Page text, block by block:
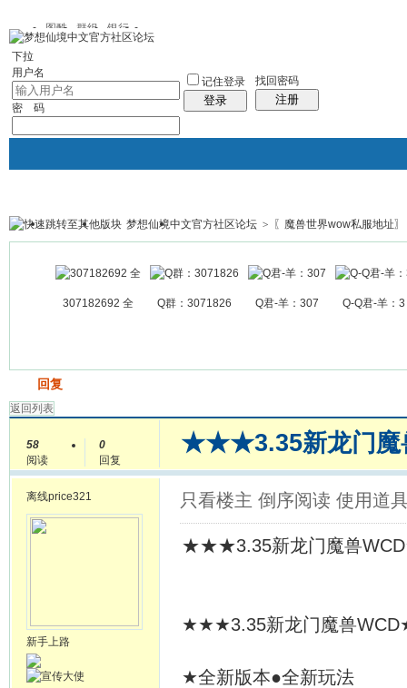
图酷 群组 银行
下拉
用户名
密 码
记住登录
登录
找回密码
注册
银行 群组聚合 我的空间
帖子
梦想仙境中文官方社区论坛 > 〖魔兽世界wow私服地址〗
307182692 全 Q群：3071826 Q君-羊：307 Q-Q君-羊：3
回复
返回列表
58
阅读
0
回复
★★★3.35新龙门
离线price321
新手上路
只看楼主 倒序阅读 使用道
★★★3.35新龙门魔兽
★★★3.35新龙门魔兽
★全新版本●全新玩法